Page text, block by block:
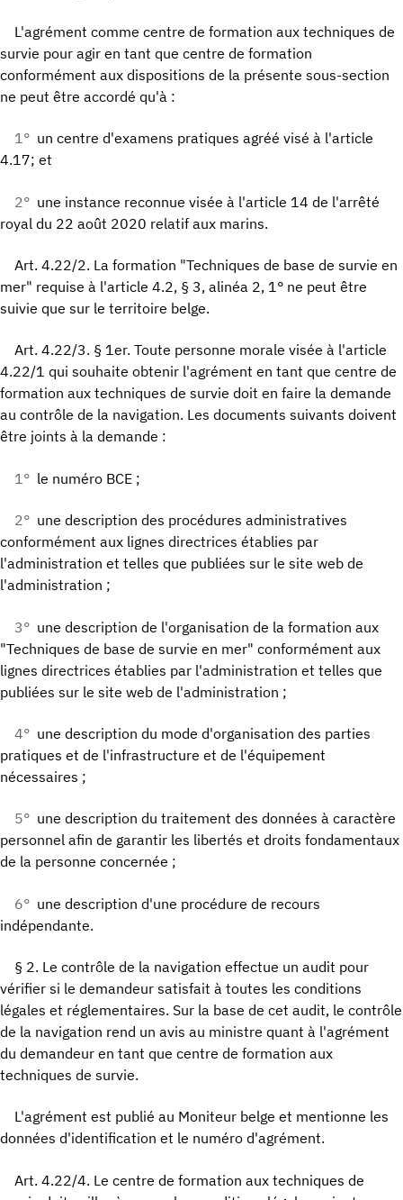
L'agrément comme centre de formation aux techniques de
survie pour agir en tant que centre de formation
conformément aux dispositions de la présente sous-section
ne peut être accordé qu'à :
1° un centre d'examens pratiques agréé visé à l'article
4.17; et
2° une instance reconnue visée à l'article 14 de l'arrêté
royal du 22 août 2020 relatif aux marins.
Art. 4.22/2. La formation "Techniques de base de survie en
mer" requise à l'article 4.2, § 3, alinéa 2, 1° ne peut être
suivie que sur le territoire belge.
Art. 4.22/3. § 1er. Toute personne morale visée à l'article
4.22/1 qui souhaite obtenir l'agrément en tant que centre de
formation aux techniques de survie doit en faire la demande
au contrôle de la navigation. Les documents suivants doivent
être joints à la demande :
1° le numéro BCE ;
2° une description des procédures administratives
conformément aux lignes directrices établies par
l'administration et telles que publiées sur le site web de
l'administration ;
3° une description de l'organisation de la formation aux
"Techniques de base de survie en mer" conformément aux
lignes directrices établies par l'administration et telles que
publiées sur le site web de l'administration ;
4° une description du mode d'organisation des parties
pratiques et de l'infrastructure et de l'équipement
nécessaires ;
5° une description du traitement des données à caractère
personnel afin de garantir les libertés et droits fondamentaux
de la personne concernée ;
6° une description d'une procédure de recours
indépendante.
§ 2. Le contrôle de la navigation effectue un audit pour
vérifier si le demandeur satisfait à toutes les conditions
légales et réglementaires. Sur la base de cet audit, le contrôle
de la navigation rend un avis au ministre quant à l'agrément
du demandeur en tant que centre de formation aux
techniques de survie.
L'agrément est publié au Moniteur belge et mentionne les
données d'identification et le numéro d'agrément.
Art. 4.22/4. Le centre de formation aux techniques de